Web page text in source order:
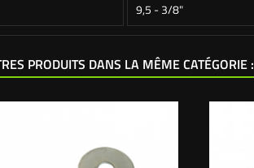
9,5 - 3/8"
PRODUITS DANS LA MÊME CATÉGORIE :